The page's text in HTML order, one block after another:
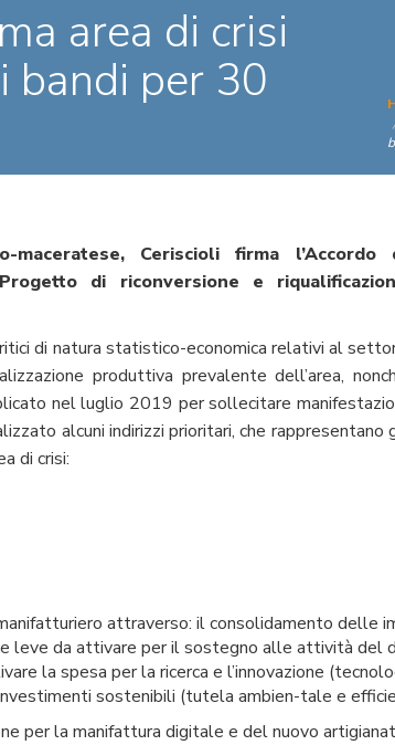
area di crisi
bandi per 30
Ceriscioli firma l’Accordo
di riconversione e
di natura statistico-economica relativi al
produttiva prevalente dell’area,
nel luglio 2019 per sollecitare
alcuni indirizzi prioritari, che rappresentano
di crisi:
attraverso: il consolidamento delle
leve da attivare per il sostegno alle attività del
la spesa per la ricerca e l’innovazione
sostenibili (tutela ambien-tale e
per la manifattura digitale e del nuovo